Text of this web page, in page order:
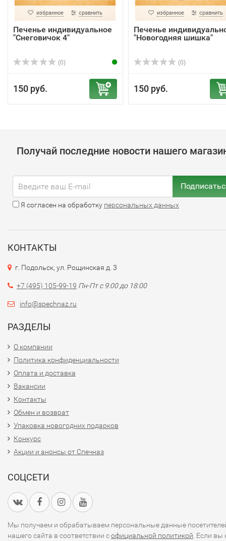
избранное сравнить
Печенье индивидуальное
"Снеговичок 4"
(0)
150 руб.
избранное сравнить
Печенье
"Новогодняя шишка"
(0)
150 руб.
Получай последние новости нашего
Я согласен на обработку персональных данных
КОНТАКТЫ
г. Подольск, ул. Рощинская д. 3
+7 (495) 105-99-19 Пн-Пт с 9:00 до 18:00
info@spechnaz.ru
РАЗДЕЛЫ
О компании
Политика конфиденциальности
Оплата и доставка
Вакансии
Контакты
Обмен и возврат
Упаковка новогодних подарков
Конкурс
Акции и анонсы от Спечназ
СОЦСЕТИ
Мы получаем и обрабатываем персональные данные
нашего сайта в соответствии софициальной политикой . Если вы